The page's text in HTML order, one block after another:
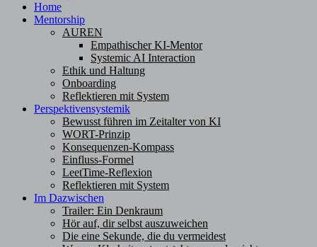
Home
Mentorship
AUREN
Empathischer KI-Mentor
Systemic AI Interaction
Ethik und Haltung
Onboarding
Reflektieren mit System
Perspektivensystemik
Bewusst führen im Zeitalter von KI
WORT-Prinzip
Konsequenzen-Kompass
Einfluss-Formel
LeetTime-Reflexion
Reflektieren mit System
Im Dazwischen
Trailer: Ein Denkraum
Hör auf, dir selbst auszuweichen
Die eine Sekunde, die du vermeidest